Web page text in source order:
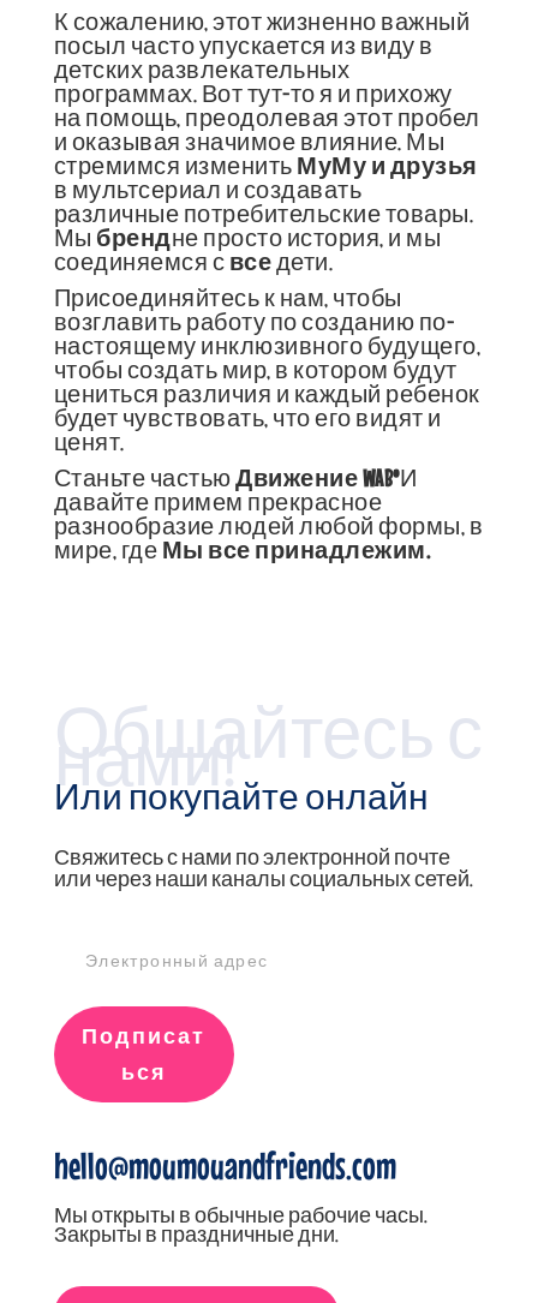
К сожалению, этот жизненно важный
посыл часто упускается из виду в
детских развлекательных
программах. Вот тут-то я и прихожу
на помощь, преодолевая этот пробел
и оказывая значимое влияние. Мы
стремимся изменить МуМу и друзья
в мультсериал и создавать
различные потребительские товары.
Мы брендне просто история, и мы
соединяемся с вседети.
Присоединяйтесь к нам, чтобы
возглавить работу по созданию по-
настоящему инклюзивного будущего,
чтобы создать мир, в котором будут
цениться различия и каждый ребенок
будет чувствовать, что его видят и
ценят.
Станьте частьюДвижение WAB®И
давайте примем прекрасное
разнообразие людей любой формы, в
мире, где Мы все принадлежим.
Общайтесь с
нами!
Или покупайте онлайн
Свяжитесь с нами по электронной почте
или через наши каналы социальных сетей.
Подписат
ься
hello@moumouandfriends.com
Мы открыты в обычные рабочие часы.
Закрыты в праздничные дни.